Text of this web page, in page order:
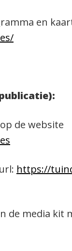
en
de website
https://
de media kit